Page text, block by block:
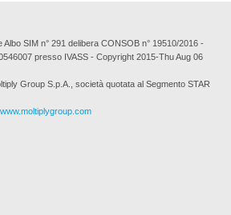
Albo SIM n° 291 delibera CONSOB n° 19510/2016 -
presso IVASS - Copyright 2015-Thu Aug 06
Group S.p.A., società quotata al Segmento STAR
www.moltiplygroup.com